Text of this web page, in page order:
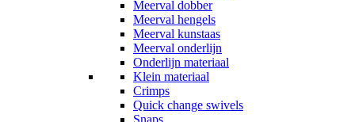
Meerval dobber
Meerval hengels
Meerval kunstaas
Meerval onderlijn
Onderlijn materiaal
Klein materiaal
Crimps
Quick change swivels
Snaps